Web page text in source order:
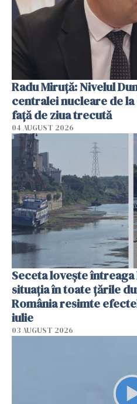
Radu Miruţă: Nivelul
centralei nucleare de
faţă de ziua trecută
04 AUGUST 2026
Seceta lovește
situația în toate țările
România resimte
iulie
03 AUGUST 2026